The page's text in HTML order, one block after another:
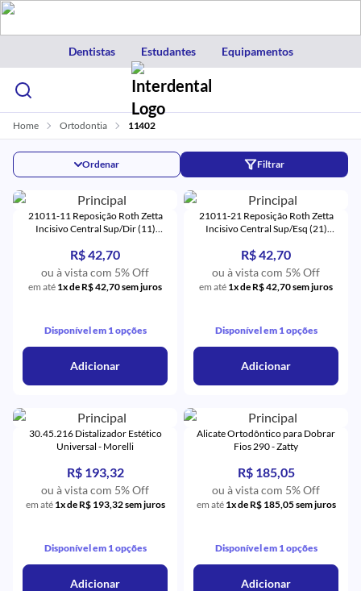
Dentistas Estudantes Equipamentos
Home Ortodontia 11402
Filtrar
Ordenar
21011-11 Reposição Roth Zetta
Incisivo Central Sup/Dir (11)
R$ 42,70
ou à vista com 5% Off
em até 1x de R$ 42,70 sem juros
Disponível em 1 opções
Adicionar
21011-21 Reposição Roth Zetta
Incisivo Central Sup/Esq (21)
R$ 42,70
ou à vista com 5% Off
em até 1x de R$ 42,70 sem juros
Disponível em 1 opções
Adicionar
30.45.216 Distalizador Estético
Universal - Morelli
R$ 193,32
ou à vista com 5% Off
em até 1x de R$ 193,32 sem juros
Disponível em 1 opções
Adicionar
Alicate Ortodôntico para Dobrar
Fios 290 - Zatty
R$ 185,05
ou à vista com 5% Off
em até 1x de R$ 185,05 sem juros
Disponível em 1 opções
Adicionar